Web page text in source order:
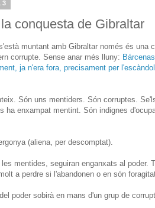
conquesta de Gibraltar
muntant amb Gibraltar només és una
corrupte. Sense anar més lluny:
ja n'era fora, precisament per
Són uns mentiders. Són corruptes.
ha enxampat mentint. Són indignes
(aliena, per descomptat).
mentides, seguiran enganxats al poder.
a perdre si l'abandonen o en són
poder sobirà en mans d'un grup de